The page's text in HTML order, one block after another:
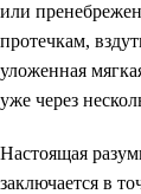
или
протечкам,
уложенная
уже через
Настоящая
заключается в